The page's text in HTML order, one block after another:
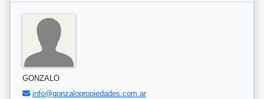
GONZALO
info@gonzalopropiedades.com.ar